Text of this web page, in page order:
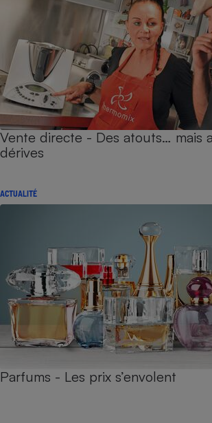
Vente directe - Des atouts… mais
dérives
ACTUALITÉ
Parfums - Les prix s’envolent